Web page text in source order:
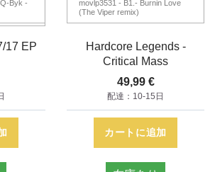
Byk -
17 EP
movlp3531 - B1.- Burnin Love
(The Viper remix)
Hardcore Legends -
Critical Mass
49,99 €
配達：10-15日
カートに追加